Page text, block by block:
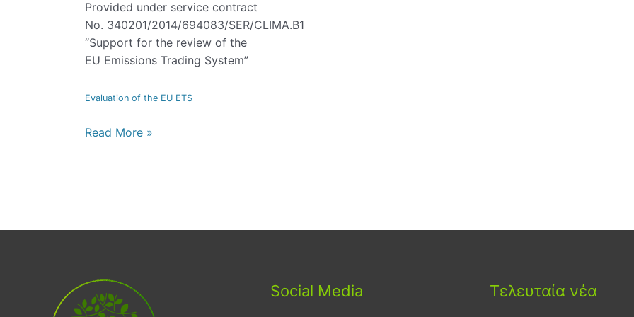
Provided under service contract
No. 340201/2014/694083/SER/CLIMA.B1
“Support for the review of the
EU Emissions Trading System”
Evaluation of the EU ETS
Read More »
Social Media Τελευταία νέα